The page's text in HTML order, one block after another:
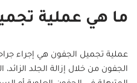
ما هي عملية
عملية تجميل الجفون هي إجراء
الجفون من خلال إزالة الجلد